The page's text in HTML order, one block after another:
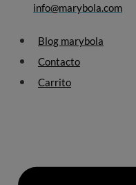
info@marybola.com
Blog marybola
Contacto
Carrito